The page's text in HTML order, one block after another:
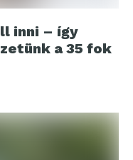
inni – így
a 35 fok